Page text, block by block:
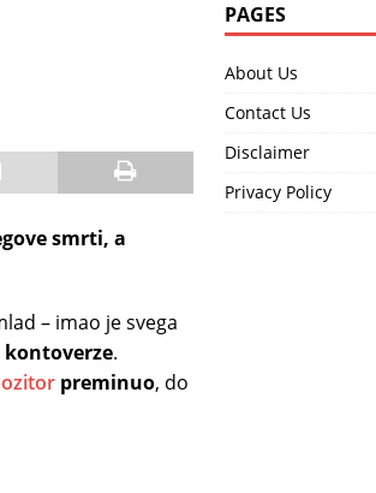
smrti, a
– imao je svega
kontoverze.
preminuo, do
PAGES
About Us
Contact Us
Disclaimer
Privacy Policy